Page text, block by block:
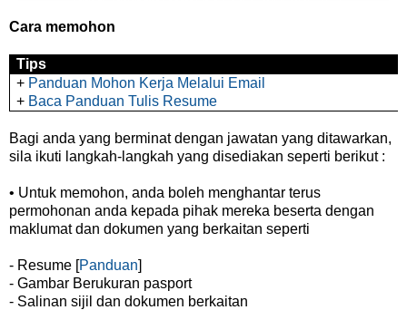
Cara memohon
Tips
+ Panduan Mohon Kerja Melalui Email
+ Baca Panduan Tulis Resume
Bagi anda yang berminat dengan jawatan yang ditawarkan,
sila ikuti langkah-langkah yang disediakan seperti berikut :
• Untuk memohon, anda boleh menghantar terus
permohonan anda kepada pihak mereka beserta dengan
maklumat dan dokumen yang berkaitan seperti
- Resume [Panduan]
- Gambar Berukuran pasport
- Salinan sijil dan dokumen berkaitan